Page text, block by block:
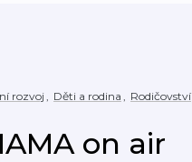
rozvoj , Děti a rodina , Rodičovství
on air